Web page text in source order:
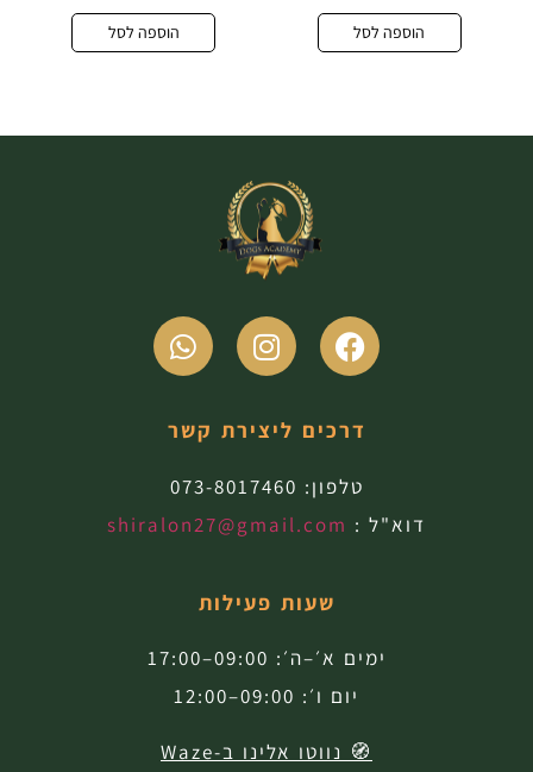
הוספה לסל הוספה לסל
דרכים ליצירת קשר
טלפון: 073-8017460
דוא"ל : shiralon27@gmail.com
שעות פעילות
ימים א׳–ה׳: 09:00–17:00
יום ו׳: 09:00–12:00
🧭 נווטו אלינו ב-Waze